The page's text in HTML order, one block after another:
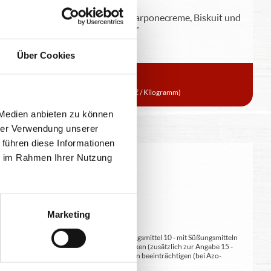
Über Cookies
anbieten zu können
Verwendung unserer
diese Informationen
Rahmen Ihrer Nutzung
Marketing
italienisches Dessert mit Mascarponecreme, Biskuit und
Kaffee und Kakao (ohne...mehr
90g
(44,33 € / Kilogramm)
geringfügig variieren.
(bei Fleischerzeugnissen) 9 - mit Süßungsmittel 10 - mit Süßungsmitteln
bei übermäßigem Verzehr abführend wirken (zusätzlich zur Angabe 15 -
Aktivität und Aufmerksamkeit bei Kindern beeinträchtigen (bei Azo-